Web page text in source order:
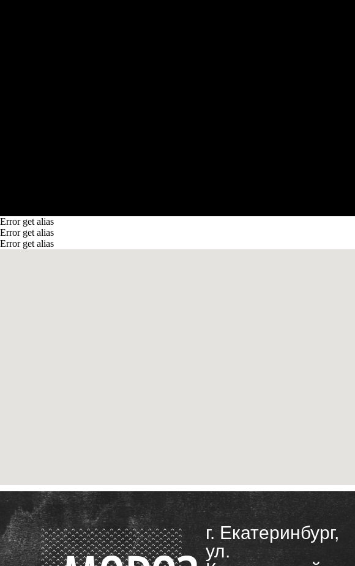
Error get alias
Error get alias
Error get alias
г. Екатеринбург,
ул.